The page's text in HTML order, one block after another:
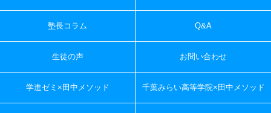
塾長コラム Q&A
生徒の声 お問い合わせ
学進ゼミ×田中メソッド 千葉みらい高等学院×田中メソッド